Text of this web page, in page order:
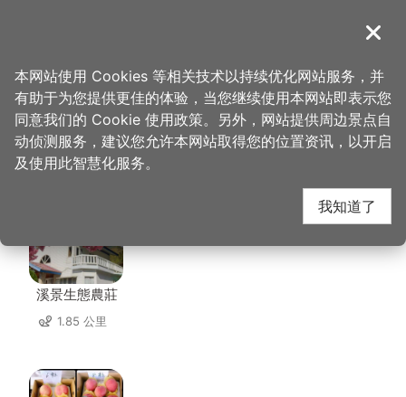
導覽
首页 > 想去的地方 > 住宿 > 云享栈
云享栈 周边住宿
溪景生態農莊
1.85 公里
关闭
本网站使用 Cookies 等相关技术以持续优化网站服务，并
有助于为您提供更佳的体验，当您继续使用本网站即表示您
同意我们的 Cookie 使用政策。另外，网站提供周边景点自
动侦测服务，建议您允许本网站取得您的位置资讯，以开启
及使用此智慧化服务。
我知道了